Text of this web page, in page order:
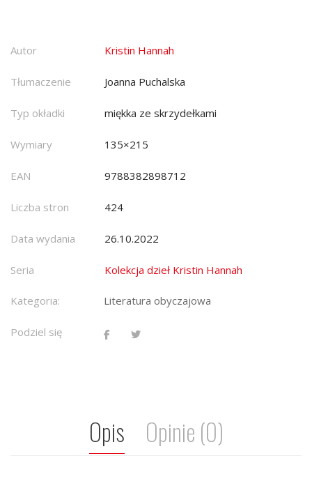
Autor Kristin Hannah
Tłumaczenie Joanna Puchalska
Typ okładki miękka ze skrzydełkami
Wymiary 135×215
EAN 9788382898712
Liczba stron 424
Data wydania 26.10.2022
Seria Kolekcja dzieł Kristin Hannah
Kategoria: Literatura obyczajowa
Podziel się
Opis Opinie (0)